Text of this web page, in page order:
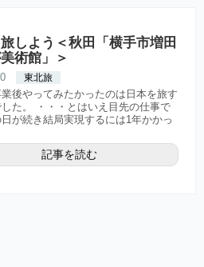
しよう＜秋田「横手市増田
術館」＞
東北旅
後やってみたかったのは日本を旅す
た。 ・・・とはいえ目先の仕事で
が続き結局実現するには1年かかっ
記事を読む